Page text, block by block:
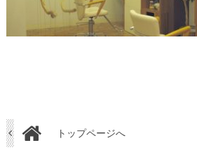
トップページへ